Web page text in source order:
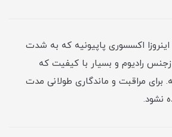
اینروزا اکسسوری پاپیونیه که به شدت
رادیوم و بسیار با کیفیت که
مراقبت و ماندگاری طولانی مدت
نشود.